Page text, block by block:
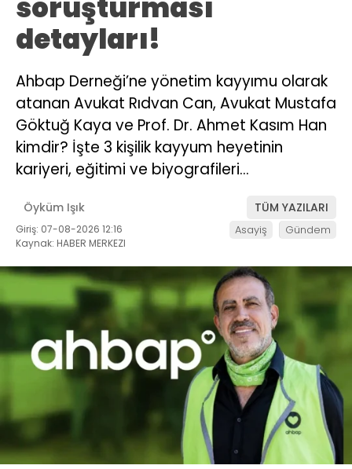
detayları!
Ahbap Derneği’ne yönetim kayyımu olarak
atanan Avukat Rıdvan Can, Avukat Mustafa
Göktuğ Kaya ve Prof. Dr. Ahmet Kasım Han
kimdir? İşte 3 kişilik kayyum heyetinin
kariyeri, eğitimi ve biyografileri…
Öyküm Işık TÜM YAZILARI
Giriş: 07-08-2026 12:16
Kaynak: HABER MERKEZI
Asayiş Gündem